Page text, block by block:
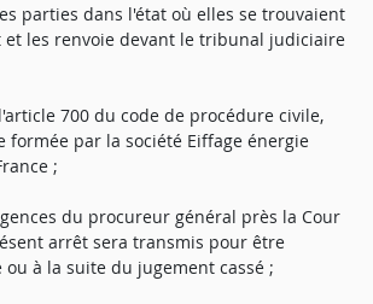
parties dans l'état où elles se trouvaient
et les renvoie devant le tribunal judiciaire
700 du code de procédure civile,
formée par la société Eiffage énergie
;
du procureur général près la Cour
arrêt sera transmis pour être
à la suite du jugement cassé ;